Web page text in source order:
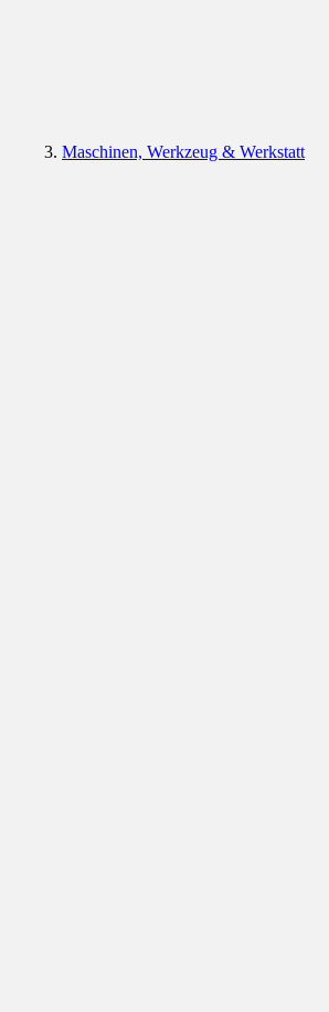
Maschinen, Werkzeug & Werkstatt